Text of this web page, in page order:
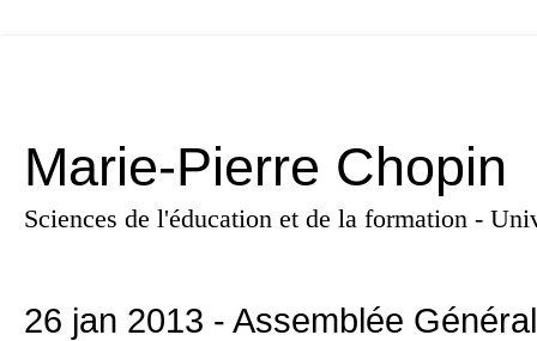
Marie-Pierre Chopin
Sciences de l'éducation et de la formation -
26 jan 2013 - Assemblée